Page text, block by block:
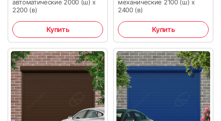
15 16
17 18
автоматические 2000 (ш) х
2200 (в)
Купить
механические 2100 (ш) х
2400 (в)
Купить